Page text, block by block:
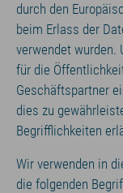
durch den
beim Erlass der
verwendet wurden.
für die
Geschäftspartner
dies zu
Begrifflichkeiten
Wir verwenden in
die folgenden